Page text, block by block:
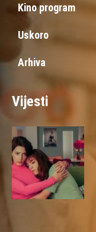
Kino program
Uskoro
Arhiva
Vijesti